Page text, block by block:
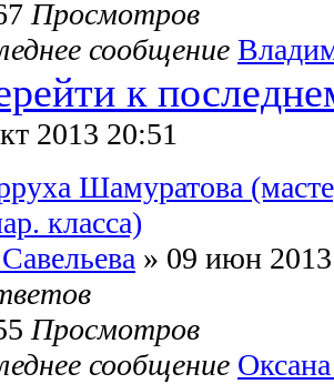
Просмотров
сообщение
2013 20:51
Шамуратова
класса)
» 09 июн
Просмотров
сообщение